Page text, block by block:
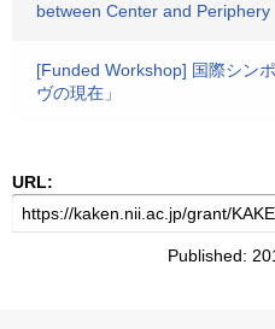
between Center and Periphery
[Funded Workshop] 国際シン
ヴの現在」
URL:
Published: